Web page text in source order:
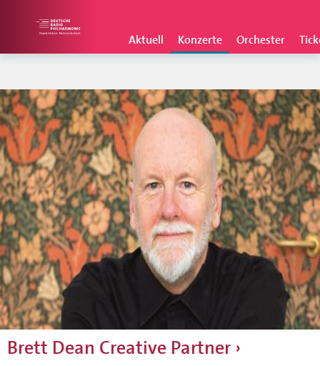
Aktuell Konzerte Orchester
Brett Dean Creative Partner